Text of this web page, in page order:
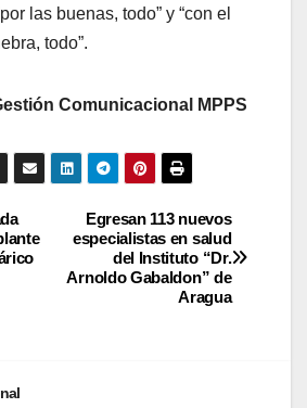
las buenas, todo” y “con el
todo”.
Comunicacional MPPS
Egresan 113 nuevos
especialistas en salud
del Instituto “Dr.
Arnoldo Gabaldon” de
Aragua